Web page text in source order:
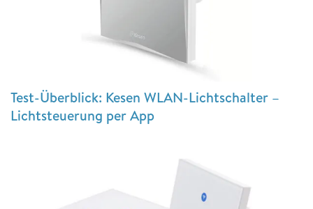
Test-Überblick: Kesen WLAN-Lichtschalter –
Lichtsteuerung per App